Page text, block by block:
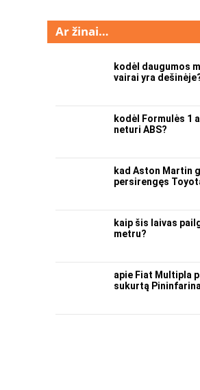
Ar žinai…
kodėl daugumos
vairai yra
kodėl Formulės 1
neturi ABS?
kad Aston Martin
persirengęs
kaip šis laivas
metru?
apie Fiat Multipla
sukurtą